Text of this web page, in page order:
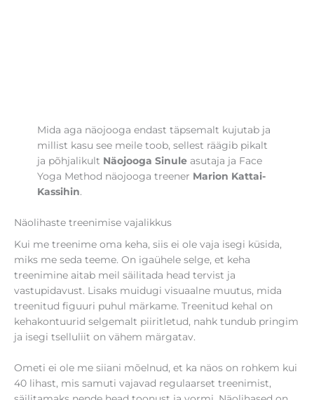
Mida aga näojooga endast täpsemalt kujutab ja
millist kasu see meile toob, sellest räägib pikalt
ja põhjalikult Näojooga Sinuleasutaja ja Face
Yoga Method näojooga treener Marion Kattai-
Kassihin.
Näolihaste treenimise vajalikkus
Kui me treenime oma keha, siis ei ole vaja isegi küsida,
miks me seda teeme. On igaühele selge, et keha
treenimine aitab meil säilitada head tervist ja
vastupidavust. Lisaks muidugi visuaalne muutus, mida
treenitud figuuri puhul märkame. Treenitud kehal on
kehakontuurid selgemalt piiritletud, nahk tundub pringim
ja isegi tselluliit on vähem märgatav.
Ometi ei ole me siiani mõelnud, et ka näos on rohkem kui
40 lihast, mis samuti vajavad regulaarset treenimist,